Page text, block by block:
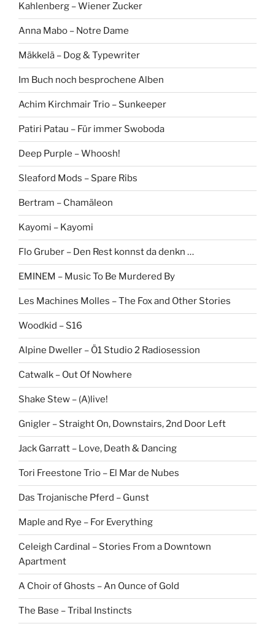
Kahlenberg – Wiener Zucker
Anna Mabo – Notre Dame
Mäkkelä – Dog & Typewriter
Im Buch noch besprochene Alben
Achim Kirchmair Trio – Sunkeeper
Patiri Patau – Für immer Swoboda
Deep Purple – Whoosh!
Sleaford Mods – Spare Ribs
Bertram – Chamäleon
Kayomi – Kayomi
Flo Gruber – Den Rest konnst da denkn …
EMINEM – Music To Be Murdered By
Les Machines Molles – The Fox and Other Stories
Woodkid – S16
Alpine Dweller – Ö1 Studio 2 Radiosession
Catwalk – Out Of Nowhere
Shake Stew – (A)live!
Gnigler – Straight On, Downstairs, 2nd Door Left
Jack Garratt – Love, Death & Dancing
Tori Freestone Trio – El Mar de Nubes
Das Trojanische Pferd – Gunst
Maple and Rye – For Everything
Celeigh Cardinal – Stories From a Downtown
Apartment
A Choir of Ghosts – An Ounce of Gold
The Base – Tribal Instincts